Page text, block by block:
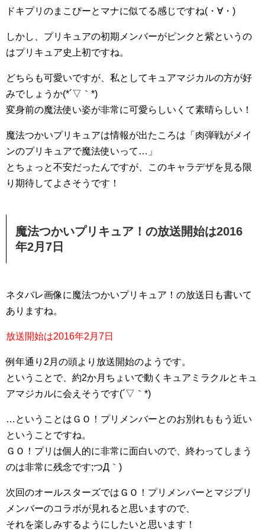
ドキプリのまこぴーとマナに似てる感じですね(・∀・)
しかし、プリキュアの初期メンバーがピンクと紫というの
はプリキュア史上初ですね。
どちらも可愛いですが、私としてキュアマジカルの方が好
みでしょうか(*´▽｀*)
変身前の魔法使い姿が非常に可愛らしいくて素晴らしい！
魔法つかいプリキュアは情報が出たころは「肉弾戦がメイ
ンのプリキュアで魔法使いって…」
とちょっと不安だったんですが、このキャラデザを見る限
り期待してよさそうです！
魔法つかいプリキュア！の放送開始は2016
年2月7日
ネタバレ画像に魔法つかいプリキュア！の放送日も書いて
ありますね。
放送開始は2016年2月7日
例年通り2月の頭より放送開始のようです。
ということで、約2か月ちょいで動くキュアミラクルとキュ
アマジカルに会えそうです(´▽｀*)
…ということはＧＯ！プリメンバーとのお別れももう近い
ということですね。
ＧＯ！プリは個人的に非常に面白いので、終わってしまう
のは非常に残念です;つД｀)
次回のオールスターズではＧＯ！プリメンバーとマジプリ
メンバーのコラボが見れると思いますので、
それを楽しみするようにしたいと思います！